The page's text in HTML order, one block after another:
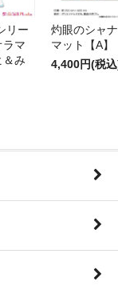
リー
マ
＆み
灼眼のシャ
マット【A】
4,400円(税